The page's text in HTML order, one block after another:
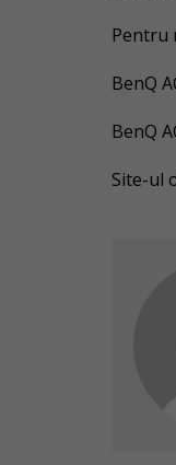
Pentru
BenQ
BenQ
Site-ul